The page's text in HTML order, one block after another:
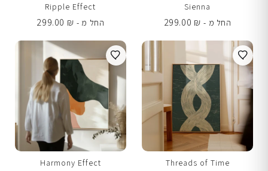
Sienna
החל מ -
299.00 ₪
Ripple Effect
החל מ -
299.00 ₪
Threads of Time
Harmony Effect